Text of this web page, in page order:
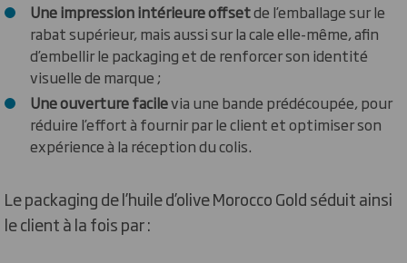
Uneimpression intérieure offsetde l’emballage sur le
rabat supérieur, mais aussi sur la cale elle-même, afin
d’embellir le packaging et de renforcer son identité
visuelle de marque ;
Uneouverture facilevia une bande prédécoupée, pour
réduire l’effort à fournir par le client et optimiser son
expérience à la réception du colis.
Le packaging de l’huile d’olive Morocco Gold séduit ainsi
le client à la fois par :